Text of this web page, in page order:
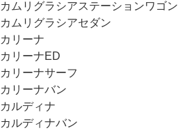
カムリグラシアステーションワゴン
カムリグラシアセダン
カリーナ
カリーナED
カリーナサーフ
カリーナバン
カルディナ
カルディナバン